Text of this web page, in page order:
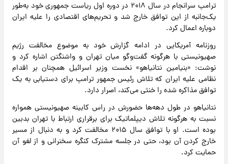
ترامپ سرانجام در سال ۲۰۱۸ در دوره اول ریاست جمهوری خود به‌طور
یک‌جانبه از این توافق خارج شد و تحریم‌های اقتصادی را علیه ایران
دوباره اعمال کرد.
روزنامه آمریکایی در ادامه گزارش خود به موضوع مخالفت رژیم
صهیونیستی با هرگونه گفت‌وگو میان تهران و واشنگتن اشاره کرد و
نوشت: «بنیامین نتانیاهو» نخست وزیر اسرائیل همچنان بر اقدام
نظامی علیه ایران که تلاش رئیس جمهور ترامپ برای دستیابی به یک
توافق مذاکره شده را خنثی می‌کند، اصرار دارد.
نتانیاهو در طول دهه‌ها حضورش در راس کابینه صهیونیستی همواره
نسبت به هرگونه تلاش دیپلماتیک برای برقراری ارتباط با تهران بدبین
بوده است. او با توافق سال ۲۰۱۵ مخالفت کرد و به دنبال از مسیر
خارج کردن آن بود، حتی در جلسه مشترک کنگره سخنرانی و از لغو آن
حمایت کرد.